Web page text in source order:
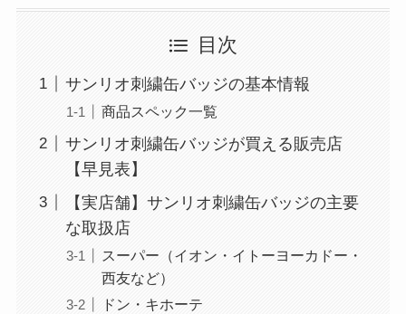
目次
サンリオ刺繍缶バッジの基本情報
商品スペック一覧
サンリオ刺繍缶バッジが買える販売店
【早見表】
【実店舗】サンリオ刺繍缶バッジの主要
な取扱店
スーパー（イオン・イトーヨーカドー・
西友など）
ドン・キホーテ